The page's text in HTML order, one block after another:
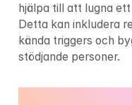
hjälpa till att lugna
Detta kan inkludera
kända triggers och
stödjande personer.